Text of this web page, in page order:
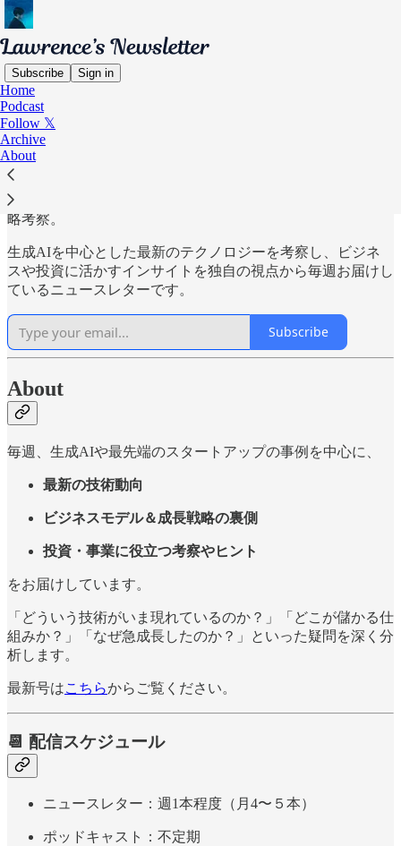
Subscribe Sign in
Home
Podcast
Follow 𝕏
Archive
About
Lawrence’s Newsletter
AI時代の生存戦略。3分でわかるテクノロジーの最前線と戦
略考察。
生成AIを中心とした最新のテクノロジーを考察し、ビジネ
スや投資に活かすインサイトを独自の視点から毎週お届けし
ているニュースレターです。
Subscribe
About
毎週、生成AIや最先端のスタートアップの事例を中心に、
最新の技術動向
ビジネスモデル＆成長戦略の裏側
投資・事業に役立つ考察やヒント
をお届けしています。
「どういう技術がいま現れているのか？」「どこが儲かる仕
組みか？」「なぜ急成長したのか？」といった疑問を深く分
析します。
最新号はこちらからご覧ください。
📆 配信スケジュール
ニュースレター：週1本程度（月4〜５本）
ポッドキャスト：不定期